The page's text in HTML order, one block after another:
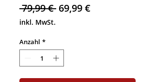
79,99 € Standardpreis
69,99 €
inkl. MwSt.
Anzahl *